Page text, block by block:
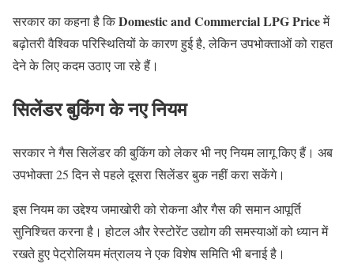
सरकार का कहना है किDomestic and Commercial LPG Priceमें
बढ़ोतरी वैश्विक परिस्थितियों के कारण हुई है, लेकिन उपभोक्ताओं को राहत
देने के लिए कदम उठाए जा रहे हैं।
सिलेंडर बुकिंग के नए नियम
सरकार ने गैस सिलेंडर की बुकिंग को लेकर भी नए नियम लागू किए हैं। अब
उपभोक्ता 25 दिन से पहले दूसरा सिलेंडर बुक नहीं करा सकेंगे।
इस नियम का उद्देश्य जमाखोरी को रोकना और गैस की समान आपूर्ति
सुनिश्चित करना है। होटल और रेस्टोरेंट उद्योग की समस्याओं को ध्यान में
रखते हुए पेट्रोलियम मंत्रालय ने एक विशेष समिति भी बनाई है।